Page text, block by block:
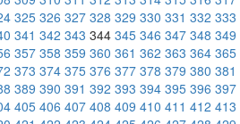
325 326 327 328 329 330 331 332 333
341 342 343 344 345 346 347 348 349
357 358 359 360 361 362 363 364 365
373 374 375 376 377 378 379 380 381
389 390 391 392 393 394 395 396 397
405 406 407 408 409 410 411 412 413